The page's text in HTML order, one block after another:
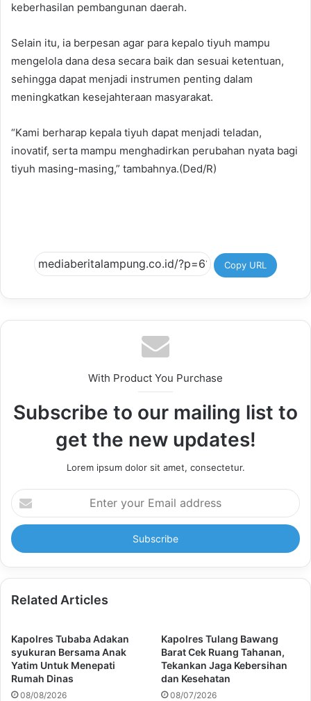
keberhasilan pembangunan daerah.
Selain itu, ia berpesan agar para kepalo tiyuh mampu
mengelola dana desa secara baik dan sesuai ketentuan,
sehingga dapat menjadi instrumen penting dalam
meningkatkan kesejahteraan masyarakat.
“Kami berharap kepala tiyuh dapat menjadi teladan,
inovatif, serta mampu menghadirkan perubahan nyata bagi
tiyuh masing-masing,” tambahnya.(Ded/R)
Copy URL
With Product You Purchase
Subscribe to our mailing list to
get the new updates!
Lorem ipsum dolor sit amet, consectetur.
Enter
your
Email
address
Related Articles
Kapolres Tubaba Adakan
syukuran Bersama Anak
Yatim Untuk Menepati
Rumah Dinas
08/08/2026
Kapolres Tulang Bawang
Barat Cek Ruang Tahanan,
Tekankan Jaga Kebersihan
dan Kesehatan
08/07/2026